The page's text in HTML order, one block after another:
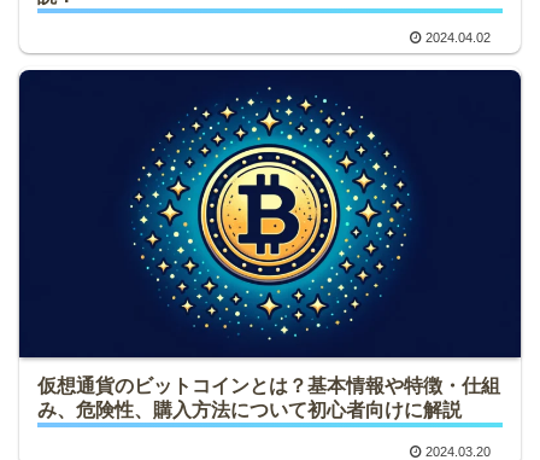
2024.04.02
仮想通貨のビットコインとは？基本情報や特徴・仕組
み、危険性、購入方法について初心者向けに解説
2024.03.20